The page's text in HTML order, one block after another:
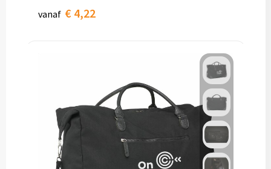
vanaf € 4,22